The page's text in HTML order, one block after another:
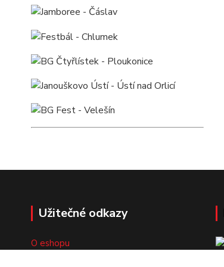
Užitečné odkazy
O eshopu